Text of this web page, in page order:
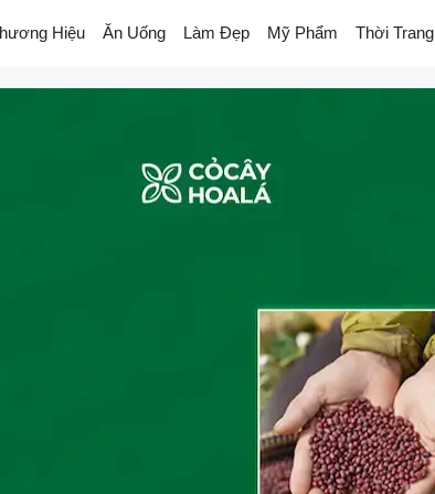
Hiệu Ăn Uống Làm Đẹp Mỹ Phẩm Thời Trang